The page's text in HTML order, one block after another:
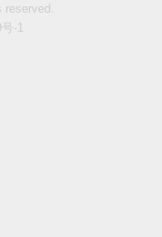
reserved.
-1